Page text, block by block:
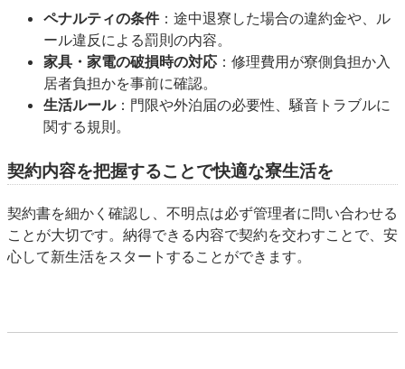
ペナルティの条件：途中退寮した場合の違約金や、ル
ール違反による罰則の内容。
家具・家電の破損時の対応 ：修理費用が寮側負担か入
居者負担かを事前に確認。
生活ルール：門限や外泊届の必要性、騒音トラブルに
関する規則。
契約内容を把握することで快適な寮生活を
契約書を細かく確認し、不明点は必ず管理者に問い合わせる
ことが大切です。納得できる内容で契約を交わすことで、安
心して新生活をスタートすることができます。